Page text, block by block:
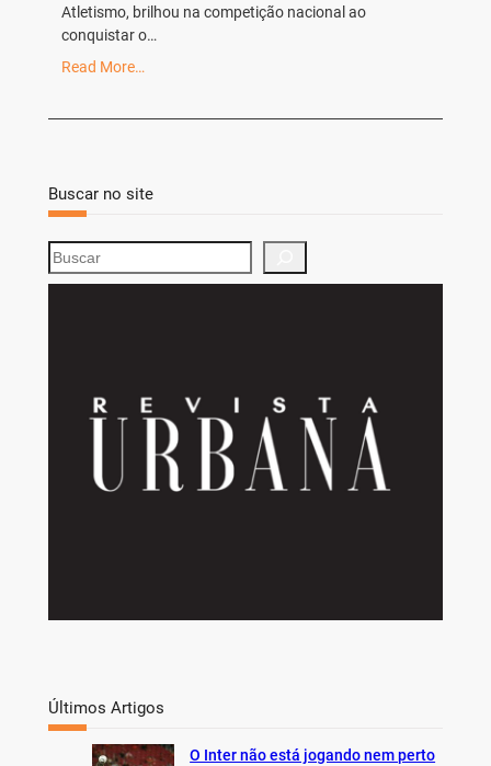
Atletismo, brilhou na competição nacional ao
conquistar o…
Read More…
Buscar no site
S
e
Últimos Artigos
O Inter não está jogando nem perto